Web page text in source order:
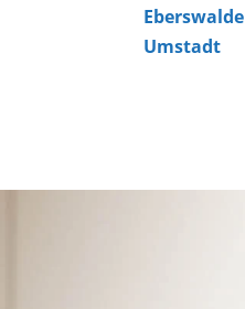
Eberswalde
Umstadt